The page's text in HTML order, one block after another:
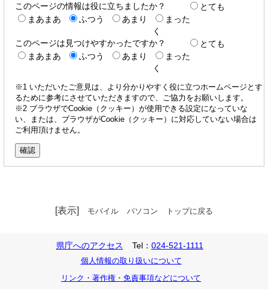
このページの情報は役に立ちましたか？
とても
まあまあ
ふつう あまり
まった
く
このページは見つけやすかったですか？
とても
まあまあ
ふつう あまり
まった
く
※1 いただいたご意見は、より分かりやすく役に立つホームページとす
るために参考にさせていただきますので、ご協力をお願いします。
※2 ブラウザでCookie（クッキー）が使用できる設定になっていな
い、または、ブラウザがCookie（クッキー）に対応していない場合は
ご利用頂けません。
[表示] モバイル パソコン トップに戻る
県庁へのアクセス Tel： 024-521-1111
個人情報の取り扱いについて
リンク・著作権・免責事項などについて